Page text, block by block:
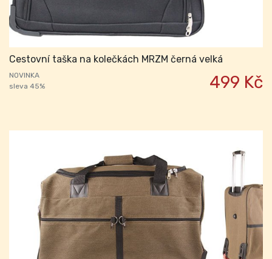
Cestovní taška na kolečkách MRZM černá velká
NOVINKA
sleva 45%
499 Kč